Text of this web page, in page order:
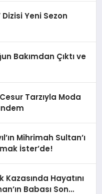
Dizisi Yeni Sezon
Bakımdan Çıktı ve
Tarzıyla Moda
Mihrimah Sultan’ı
İster’de!
Kazasında Hayatını
Babası Son